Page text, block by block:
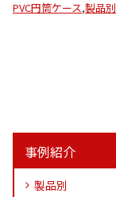
PVC円筒ケース,製品別
事例紹介
製品別